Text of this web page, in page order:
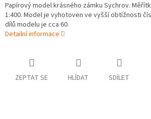
Papírový model krásného zámku Sychrov.
1:400. Model je vyhotoven ve vyšší obtížnosti
dílů modelu je cca 60.
Detailní informace
ZEPTAT SE HLÍDAT SDÍLET